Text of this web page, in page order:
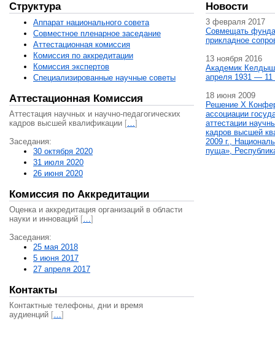
Структура
Аппарат национального совета
Совместное пленарное заседание
Аттестационная комисcия
Комиссия по аккредитации
Комиссия экспертов
Специализированные научные советы
Аттестационная Комиссия
Аттестация научных и научно-педагогических
кадров высшей квалификации […]
Заседания:
30 октября 2020
31 июля 2020
26 июня 2020
Комиссия по Аккредитации
Оценка и аккредитация организаций в области
науки и инноваций […]
Заседания:
25 мая 2018
5 июня 2017
27 апреля 2017
Контакты
Контактные телефоны, дни и время
аудиенций […]
Новости
3 февраля 2017
Совмещать
прикладное
13 ноября 2016
Академик
апреля 1931 — 11
18 июня 2009
Решение X
ассоциации
аттестации
кадров высшей
2009 г.,
пуща»,